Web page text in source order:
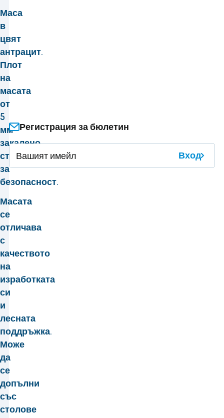
Маса
в
цвят
антрацит.
Плот
на
масата
от
5
мм
закалено
стъкло
за
безопасност.
Масата
се
отличава
с
качеството
на
изработката
си
и
лесната
поддръжка.
Може
да
се
допълни
със
столове
Регистрация за бюлетин
Вход